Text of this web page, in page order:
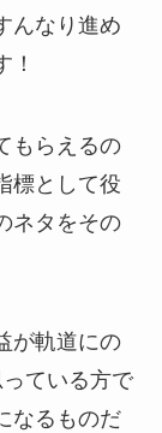
んなり進め
！
もらえるの
標として役
ネタをその
が軌道にの
ている方で
なるものだ